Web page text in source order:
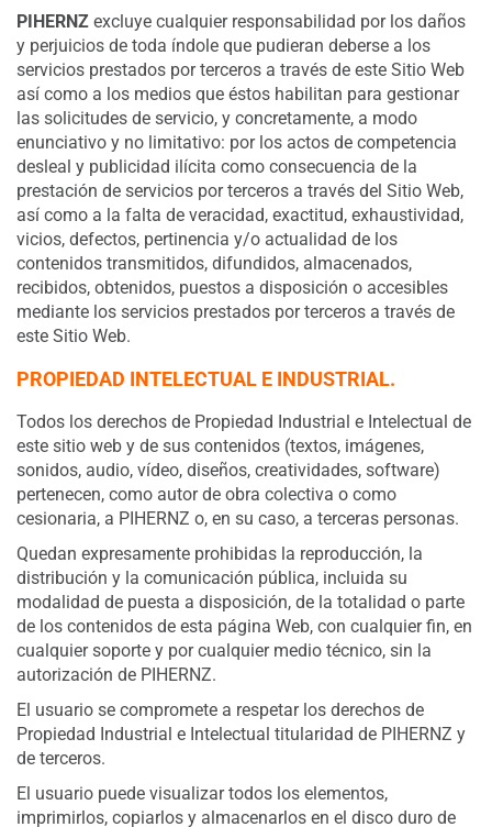
PIHERNZ excluye cualquier responsabilidad por los daños
y perjuicios de toda índole que pudieran deberse a los
servicios prestados por terceros a través de este Sitio Web
así como a los medios que éstos habilitan para gestionar
las solicitudes de servicio, y concretamente, a modo
enunciativo y no limitativo: por los actos de competencia
desleal y publicidad ilícita como consecuencia de la
prestación de servicios por terceros a través del Sitio Web,
así como a la falta de veracidad, exactitud, exhaustividad,
vicios, defectos, pertinencia y/o actualidad de los
contenidos transmitidos, difundidos, almacenados,
recibidos, obtenidos, puestos a disposición o accesibles
mediante los servicios prestados por terceros a través de
este Sitio Web.
PROPIEDAD INTELECTUAL E INDUSTRIAL.
Todos los derechos de Propiedad Industrial e Intelectual de
este sitio web y de sus contenidos (textos, imágenes,
sonidos, audio, vídeo, diseños, creatividades, software)
pertenecen, como autor de obra colectiva o como
cesionaria, a PIHERNZ o, en su caso, a terceras personas.
Quedan expresamente prohibidas la reproducción, la
distribución y la comunicación pública, incluida su
modalidad de puesta a disposición, de la totalidad o parte
de los contenidos de esta página Web, con cualquier fin, en
cualquier soporte y por cualquier medio técnico, sin la
autorización de PIHERNZ.
El usuario se compromete a respetar los derechos de
Propiedad Industrial e Intelectual titularidad de PIHERNZ y
de terceros.
El usuario puede visualizar todos los elementos,
imprimirlos, copiarlos y almacenarlos en el disco duro de